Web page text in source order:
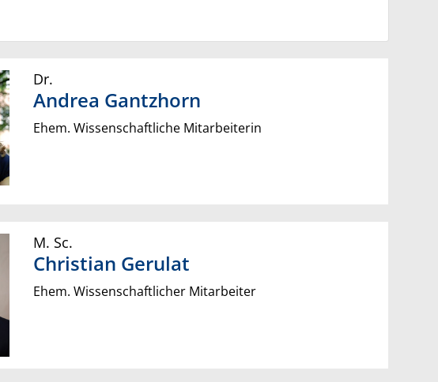
Dr.
Andrea Gantzhorn
Ehem. Wissenschaftliche Mitarbeiterin
M. Sc.
Christian Gerulat
Ehem. Wissenschaftlicher Mitarbeiter